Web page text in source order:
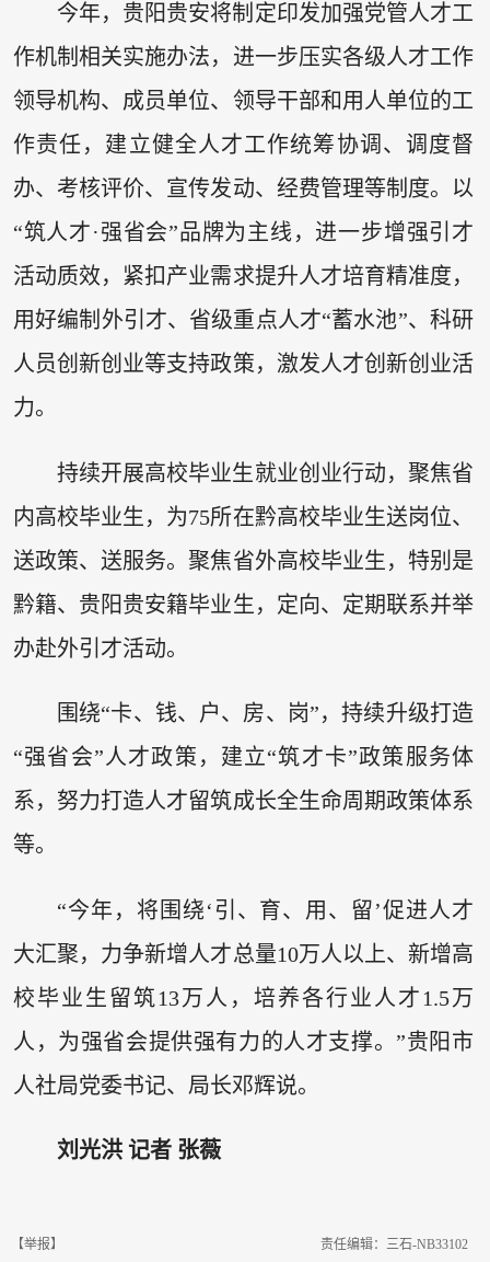
今年，贵阳贵安将制定印发加强党管人才工
作机制相关实施办法，进一步压实各级人才工作
领导机构、成员单位、领导干部和用人单位的工
作责任，建立健全人才工作统筹协调、调度督
办、考核评价、宣传发动、经费管理等制度。以
“筑人才·强省会”品牌为主线，进一步增强引才
活动质效，紧扣产业需求提升人才培育精准度，
用好编制外引才、省级重点人才“蓄水池”、科研
人员创新创业等支持政策，激发人才创新创业活
力。
持续开展高校毕业生就业创业行动，聚焦省
内高校毕业生，为75所在黔高校毕业生送岗位、
送政策、送服务。聚焦省外高校毕业生，特别是
黔籍、贵阳贵安籍毕业生，定向、定期联系并举
办赴外引才活动。
围绕“卡、钱、户、房、岗”，持续升级打造
“强省会”人才政策，建立“筑才卡”政策服务体
系，努力打造人才留筑成长全生命周期政策体系
等。
“今年，将围绕‘引、育、用、留’促进人才
大汇聚，力争新增人才总量10万人以上、新增高
校毕业生留筑13万人，培养各行业人才1.5万
人，为强省会提供强有力的人才支撑。”贵阳市
人社局党委书记、局长邓辉说。
刘光洪 记者 张薇
【举报】 责任编辑：三石-NB33102